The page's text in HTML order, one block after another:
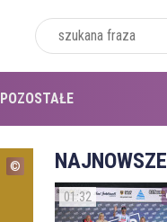
POZOSTAŁE
NAJNOWSZE
01:32